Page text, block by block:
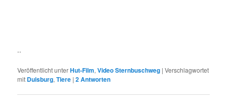
..
Veröffentlicht unterHut-Film,Video Sternbuschweg |Verschlagwortet
mit Duisburg,Tiere |2Antworten